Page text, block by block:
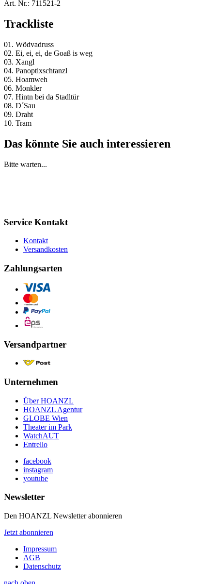
Art. Nr.: 711521-2
Trackliste
01. Wödvadruss
02. Ei, ei, ei, de Goaß is weg
03. Xangl
04. Panoptixschtanzl
05. Hoamweh
06. Monkler
07. Hintn bei da Stadltür
08. D´Sau
09. Draht
10. Tram
Das könnte Sie auch interessieren
Bitte warten...
Service Kontakt
Kontakt
Versandkosten
Zahlungsarten
Versandpartner
Unternehmen
Über HOANZL
HOANZL Agentur
GLOBE Wien
Theater im Park
WatchAUT
Entrello
facebook
instagram
youtube
Newsletter
Den HOANZL Newsletter abonnieren
Jetzt abonnieren
Impressum
AGB
Datenschutz